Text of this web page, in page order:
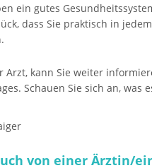
ein gutes
dass Sie praktisch in
Arzt, kann Sie weiter
Schauen Sie sich an, was
von einer Ärztin/